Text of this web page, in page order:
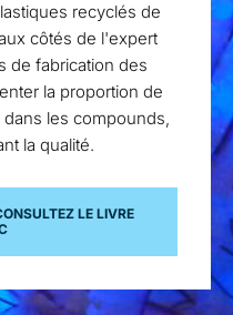
recyclés de
côtés de l'expert
de fabrication des
la proportion de
les compounds,
la qualité.
LE LIVRE